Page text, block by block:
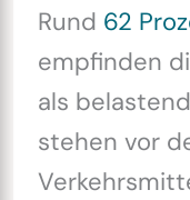
Rund 62
empfinden
als
stehen vor